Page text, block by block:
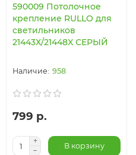
590009 Потолочное
крепление RULLO для
светильников
21443Х/21448X СЕРЫЙ
958
799 р.
В корзину